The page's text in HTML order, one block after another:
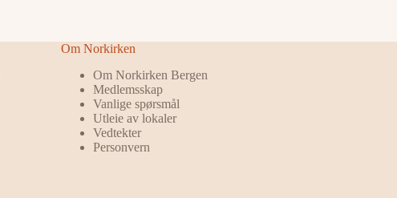
Om Norkirken
Om Norkirken Bergen
Medlemsskap
Vanlige spørsmål
Utleie av lokaler
Vedtekter
Personvern